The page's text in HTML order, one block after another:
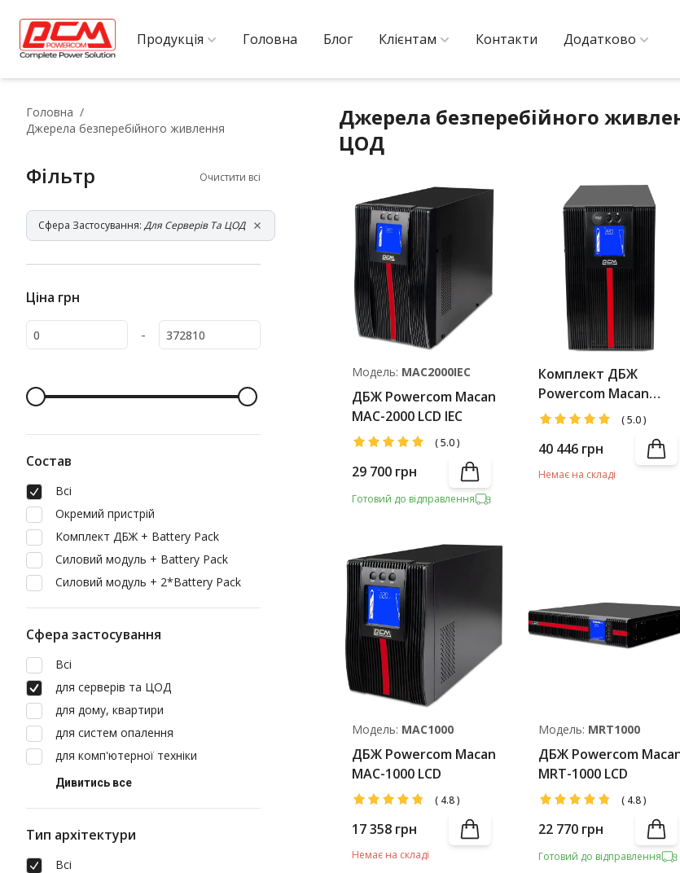
Продукція Головна Блог Клієнтам Контакти Додатково
Головна
Джерела безперебійного живлення
Фільтр Очистити всі
Сфера Застосування: Для Серверів Та ЦОД
Ціна грн
-
Состав
Всі
Окремий пристрій
Комплект ДБЖ + Battery Pack
Силовий модуль + Battery Pack
Силовий модуль + 2*Battery Pack
Сфера застосування
Всі
для серверів та ЦОД
для дому, квартири
для систем опалення
для комп'ютерної техніки
Дивитись все
Тип архітектури
Всі
Джерела безперебійного
ЦОД
Модель: MAC2000IEC
ДБЖ Powercom Macan
MAC-2000 LCD IEC
(5.0)
29 700 грн
Готовий до відправлення
Комплект ДБЖ
Powercom Macan
MAC-1500 LCD +
(5.0)
40 446 грн
Немає на складі
Модель: MAC1000
ДБЖ Powercom Macan
MAC-1000 LCD
( 4.8)
17 358 грн
Немає на складі
Модель: MRT1000
ДБЖ Powercom
MRT-1000 LCD
( 4.8)
22 770 грн
Готовий до відправлення